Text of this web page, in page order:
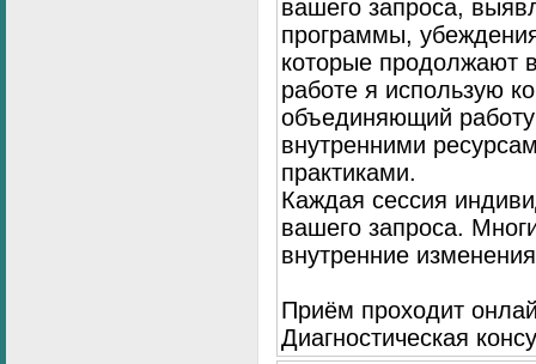
вашего запроса,
программы,
которые продолжают
работе я использую
объединяющий
внутренними
практиками.
Каждая сессия
вашего запроса.
внутренние
Приём проходит
Диагностическая